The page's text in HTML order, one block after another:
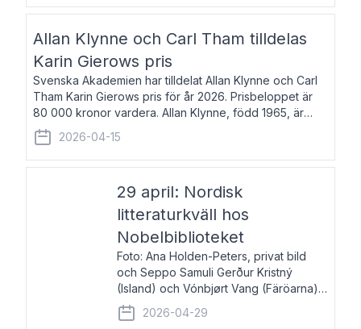
Allan Klynne och Carl Tham tilldelas
Karin Gierows pris
Svenska Akademien har tilldelat Allan Klynne och Carl
Tham Karin Gierows pris för år 2026. Prisbeloppet är
80 000 kronor vardera. Allan Klynne, född 1965, är
arkeolog, författare, översättare och fil.dr i antikens
kultur och samhällsliv. Ut
2026-04-15
29 april: Nordisk
litteraturkväll hos
Nobelbiblioteket
Foto: Ana Holden-Peters, privat bild
och Seppo Samuli Gerður Kristný
(Island) och Vónbjørt Vang (Färöarna)
läser ur sina verk och samtalar med
John Swedenmark. De läser upp på
2026-04-29